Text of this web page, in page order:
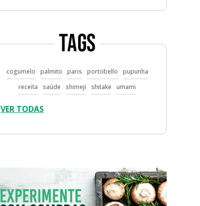
Tags
cogumelo palmito paris portobello
pupunha
receita
saúde shimeji shitake umami
VER TODAS